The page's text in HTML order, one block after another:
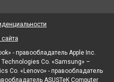
- правообладатель Apple Inc.
Co. «Samsung» –
Co. «Lenovo» - правообладатель
ASUSTeK Computer
сайта